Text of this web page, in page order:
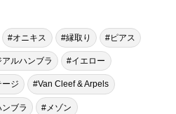
#オニキス #縁取り #ピアス
ルハンブラ #イエロー
ジ #Van Cleef & Arpels
ブラ #メゾン